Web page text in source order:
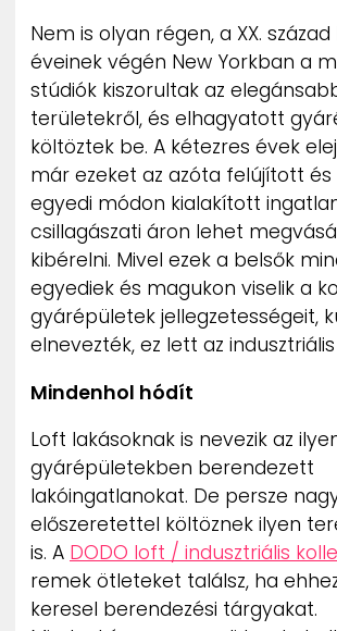
Nem is olyan régen, a XX.
éveinek végén New Yorkban a
stúdiók kiszorultak az
területekről, és elhagyatott
költöztek be. A kétezres évek
már ezeket az azóta felújított és
egyedi módon kialakított
csillagászati áron lehet
kibérelni. Mivel ezek a belsők
egyediek és magukon viselik a
gyárépületek jellegzetességeit,
elnevezték, ez lett az
Mindenhol hódít
Loft lakásoknak is nevezik az
gyárépületekben berendezett
lakóingatlanokat. De persze
előszeretettel költöznek ilyen
is. A DODO loft / indusztriális
remek ötleteket találsz, ha
keresel berendezési tárgyakat.